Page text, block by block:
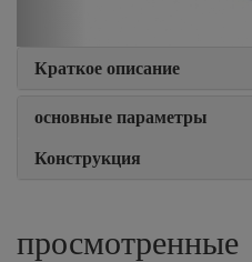
Краткое описание
основные параметры
Конструкция
просмотренные